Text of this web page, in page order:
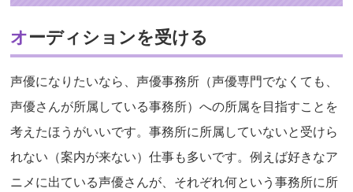
オーディションを受ける
声優になりたいなら、声優事務所（声優専門でなくても、
声優さんが所属している事務所）への所属を目指すことを
考えたほうがいいです。事務所に所属していないと受けら
れない（案内が来ない）仕事も多いです。例えば好きなア
ニメに出ている声優さんが、それぞれ何という事務所に所